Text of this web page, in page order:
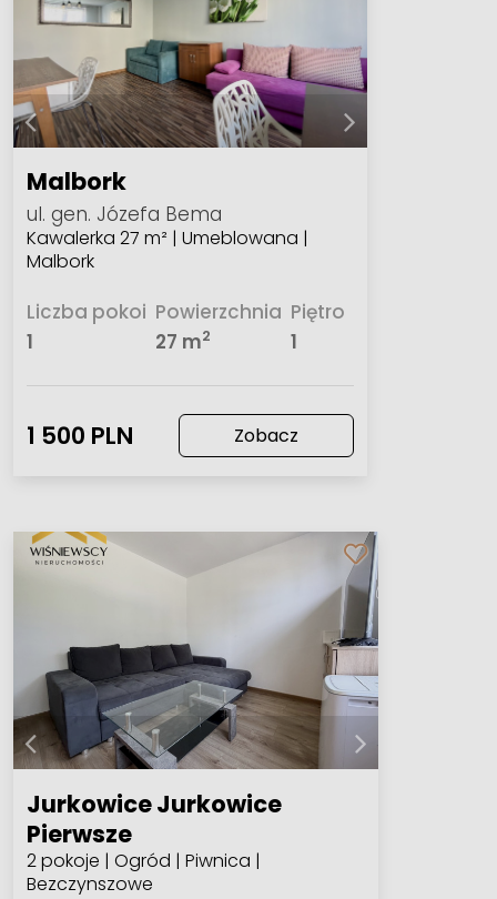
Malbork
ul. gen. Józefa Bema
Kawalerka 27 m² | Umeblowana |
Malbork
Liczba pokoi
1
Powierzchnia
27 m2
Piętro
1
1 500 PLN Zobacz
Jurkowice Jurkowice
Pierwsze
2 pokoje | Ogród | Piwnica |
Bezczynszowe